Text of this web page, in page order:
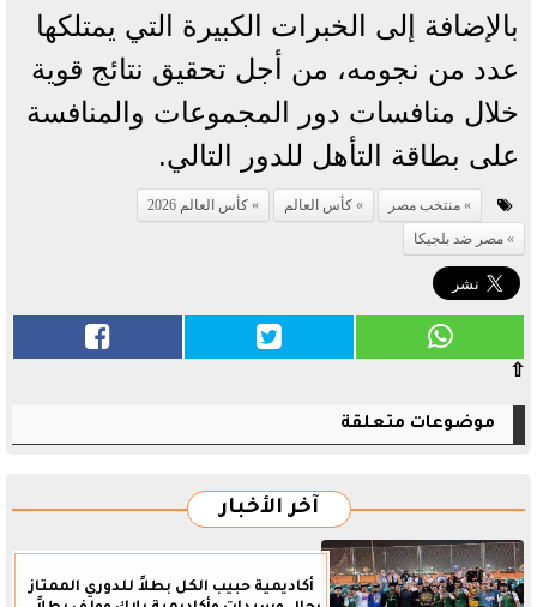
بالإضافة إلى الخبرات الكبيرة التي يمتلكها
عدد من نجومه، من أجل تحقيق نتائج قوية
خلال منافسات دور المجموعات والمنافسة
على بطاقة التأهل للدور التالي.
منتخب مصر كأس العالم
كأس العالم 2026
مصر ضد بلجيكا
⇧
موضوعات متعلقة
آخر الأخبار
أكاديمية حبيب الكل بطلاً للدوري الممتاز